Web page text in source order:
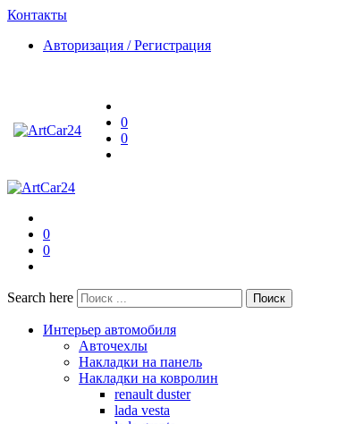
Контакты
Авторизация / Регистрация
0
0
0
0
Search here Поиск
Интерьер автомобиля
Авточехлы
Накладки на панель
Накладки на ковролин
renault duster
lada vesta